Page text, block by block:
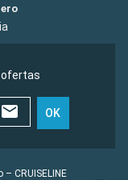
ofertas
OK
CRUISELINE